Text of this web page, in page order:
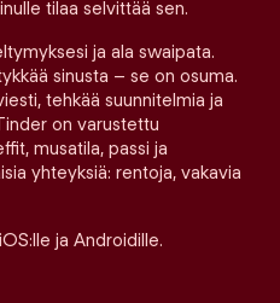
tilaa selvittää sen.
ja ala swaipata.
sinusta – se on osuma.
tehkää suunnitelmia ja
on varustettu
musatila, passi ja
yhteyksiä: rentoja, vakavia
ja Androidille.